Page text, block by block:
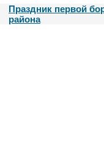
Праздник первой
района